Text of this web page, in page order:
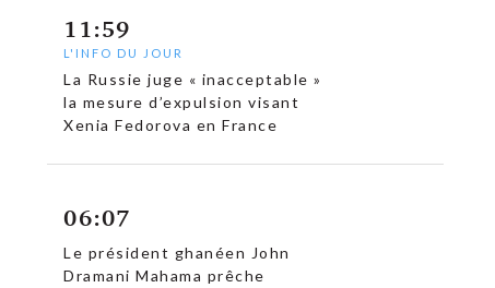
11:59
L'INFO DU JOUR
La Russie juge « inacceptable »
la mesure d’expulsion visant
Xenia Fedorova en France
06:07
Le président ghanéen John
Dramani Mahama prêche